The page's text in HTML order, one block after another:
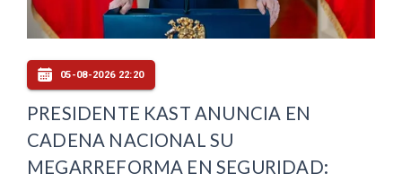
05-08-2026 22:20
PRESIDENTE KAST ANUNCIA EN
CADENA NACIONAL SU
MEGARREFORMA EN SEGURIDAD: